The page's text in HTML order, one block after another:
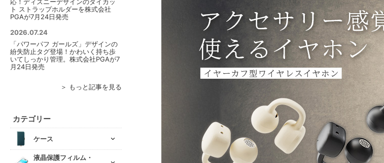
ト ストラップホルダーを株式会社
PGAが7月24日発売
2026.07.24
「パワーパフ ガールズ」デザインの
紛失防止タグ登場！かわいく持ち歩
いてしっかり管理。株式会社PGAが7
月24日発売
＞ もっと記事を見る
カテゴリー
ケース
液晶保護フィルム・